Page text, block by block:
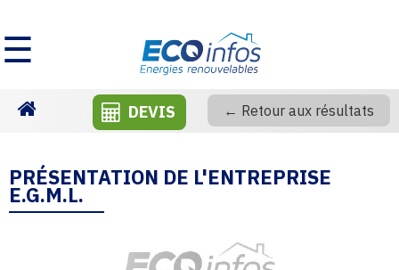
☰
DEVIS ← Retour aux résultats
PRÉSENTATION DE L'ENTREPRISE
E.G.M.L.